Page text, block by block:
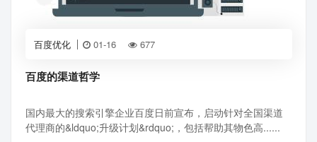
百度优化 01-16 677
百度的渠道哲学
国内最大的搜索引擎企业百度日前宣布，启动针对全国渠道
代理商的&ldquo;升级计划&rdquo;，包括帮助其物色高......